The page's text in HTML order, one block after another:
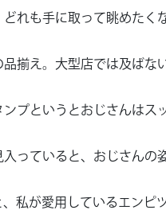
れも手に取って眺めたくな
揃え。大型店では及ばな
プというとおじさんはス
っていると、おじさんの
私が愛用しているエンピ